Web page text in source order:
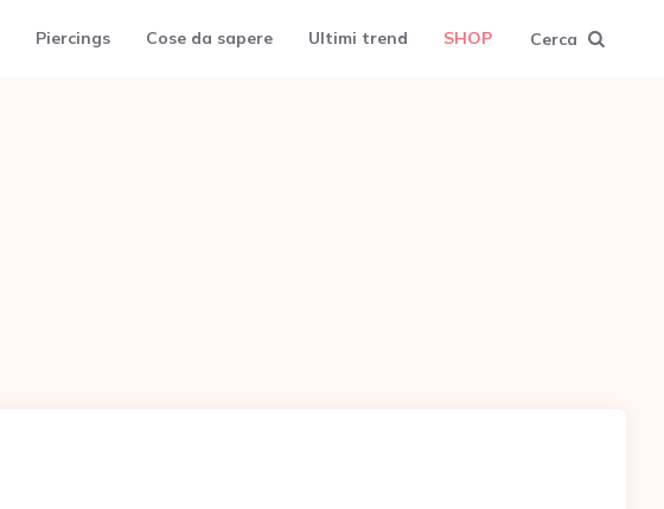
Piercings Cose da sapere Ultimi trend SHOP Cerca